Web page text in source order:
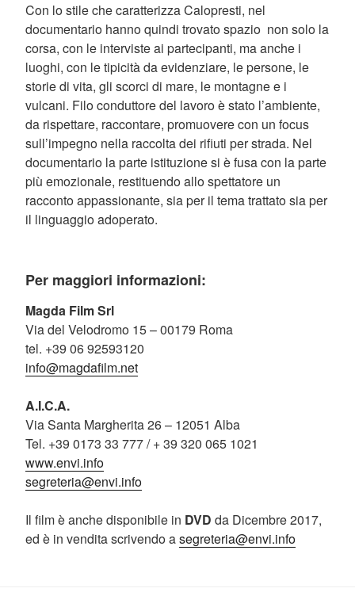
Con lo stile che caratterizza Calopresti, nel
documentario hanno quindi trovato spazio non solo la
corsa, con le interviste ai partecipanti, ma anche i
luoghi, con le tipicità da evidenziare, le persone, le
storie di vita, gli scorci di mare, le montagne e i
vulcani. Filo conduttore del lavoro è stato l’ambiente,
da rispettare, raccontare, promuovere con un focus
sull’impegno nella raccolta dei rifiuti per strada. Nel
documentario la parte istituzione si è fusa con la parte
più emozionale, restituendo allo spettatore un
racconto appassionante, sia per il tema trattato sia per
il linguaggio adoperato.
Per maggiori informazioni:
Magda Film Srl
Via del Velodromo 15 – 00179 Roma
tel. +39 06 92593120
info@magdafilm.net
A.I.C.A.
Via Santa Margherita 26 – 12051 Alba
Tel. +39 0173 33 777 / + 39 320 065 1021
www.envi.info
segreteria@envi.info
Il film è anche disponibile in DVD da Dicembre 2017,
ed è in vendita scrivendo asegreteria@envi.info